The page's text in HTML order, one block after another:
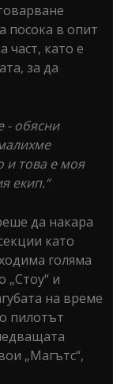
посока в опит
част, като е
за да
- обясни
и това е моя
екип.“
да накара
като
голяма
„Стоу“ и
на време
пилотът
„Магътс“,